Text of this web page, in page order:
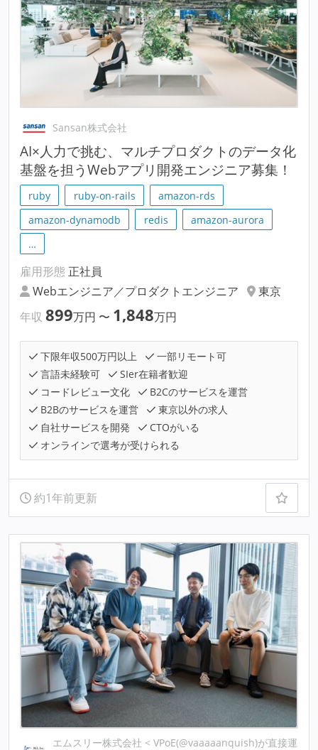
Sansan株式会社
AI×人力で挑む、マルチプロダクトのデータ化
基盤を担うWebアプリ開発エンジニア募集！
ruby ruby-on-rails
amazon-rds
amazon-dynamodb
redis
amazon-aurora
…
雇用形態 正社員
Webエンジニア／プロダクトエンジニア
東京
年収 899万円 〜 1,848万円
下限年収500万円以上
一部リモート可
言語未経験可
SIer在籍者歓迎
コードレビュー文化
B2Cのサービスを運営
B2Bのサービスを運営
東京以外の求人
自社サービスを開発
CTOがいる
オンラインで選考が受けられる
約1年前更新
エムスリー株式会社 < VPoE(@vaaaaanquish)が直接運